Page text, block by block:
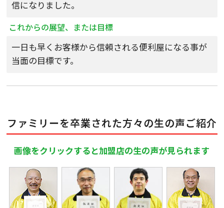
信になりました。
これからの展望、または目標
一日も早くお客様から信頼される便利屋になる事が
当面の目標です。
ファミリーを卒業された方々の生の声ご紹介
画像をクリックすると加盟店の生の声が見られます